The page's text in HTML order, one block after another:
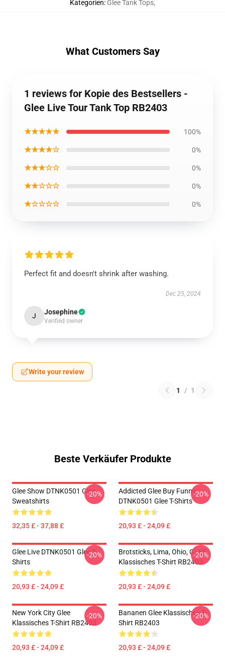
Kategorien: Glee Tank Tops,
What Customers Say
1 reviews for Kopie des Bestsellers -
Glee Live Tour Tank Top RB2403
★★★★★ 100%
★★★★☆ 0%
★★★☆☆ 0%
★★☆☆☆ 0%
★☆☆☆☆ 0%
Perfect fit and doesn't shrink after washing.
Dec 25, 2024
J Josephine
Verified owner
Write your review
1 / 1
Beste Verkäufer Produkte
Glee Show DTNK0501 Glee
Sweatshirts
32,35 £ - 37,88 £
-20%
Addicted Glee Buy Funny
DTNK0501 Glee T-Shirts
20,93 £ - 24,09 £
-20%
Glee Live DTNK0501 Glee T-
Shirts
20,93 £ - 24,09 £
-20%
Brotsticks, Lima, Ohio, GLEE
Klassisches T-Shirt RB2403
20,93 £ - 24,09 £
-20%
New York City Glee
Klassisches T-Shirt RB2403
20,93 £ - 24,09 £
-20%
Bananen Glee Klassisches T-
Shirt RB2403
20,93 £ - 24,09 £
-20%